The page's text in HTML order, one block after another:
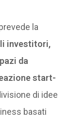
la
investitori,
da
start-
di idee
basati